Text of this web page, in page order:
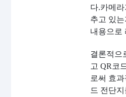
다.카메
추고 있
내용으로
결론적으
고 QR코
로써 효
드 전단